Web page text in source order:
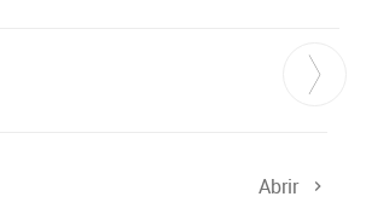
Abrir